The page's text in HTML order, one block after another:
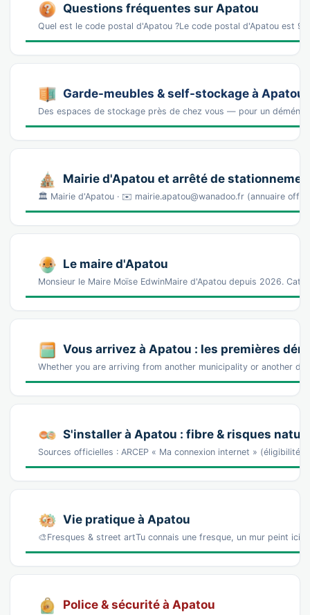
Questions fréquentes sur Apatou
Quel est le code postal d'Apatou ?Le code postal d'Apatou est
Garde-meubles & self-stockage à Apatou
Des espaces de stockage près de chez vous — pour un
Mairie d'Apatou et arrêté de
🏛️ Mairie d'Apatou · ✉️ mairie.apatou@wanadoo.fr (annuaire
Le maire d'Apatou
Monsieur le Maire Moïse EdwinMaire d'Apatou depuis 2026.
Vous arrivez à Apatou : les premières
Whether you are arriving from another municipality or another
S'installer à Apatou : fibre & risques
Sources officielles : ARCEP « Ma connexion internet » (éligibilité
Vie pratique à Apatou
🎨Fresques & street artTu connais une fresque, un mur peint ici
Police & sécurité à Apatou